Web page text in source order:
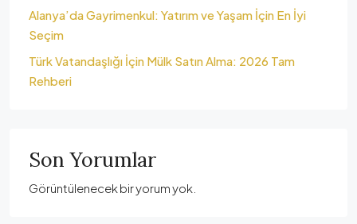
Alanya’da Gayrimenkul: Yatırım ve Yaşam İçin En İyi
Seçim
Türk Vatandaşlığı İçin Mülk Satın Alma: 2026 Tam
Rehberi
Son Yorumlar
Görüntülenecek bir yorum yok.